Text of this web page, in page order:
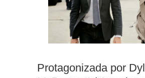
Protagonizada por